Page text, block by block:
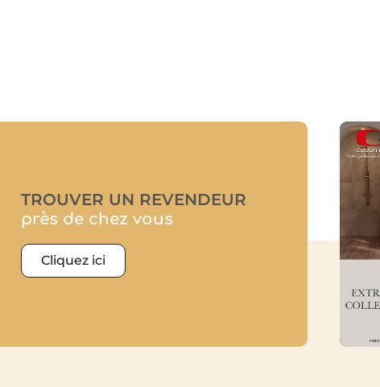
TROUVER UN REVENDEUR
près de chez vous
Cliquez ici